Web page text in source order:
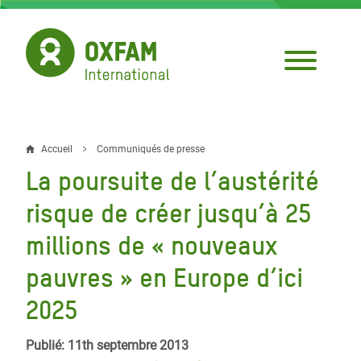
Aller
contenu
principal
Fil
d'Ariane
Accueil Communiqués de presse
La poursuite de l’austérité
risque de créer jusqu’à 25
millions de « nouveaux
pauvres » en Europe d’ici
2025
Publié: 11th septembre 2013